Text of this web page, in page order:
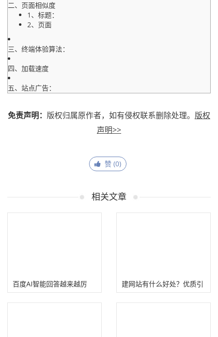
二、页面相似度
1、标题：
2、页面
三、终端体验算法：
四、加载速度
五、站点广告：
免责声明： 版权归属原作者，如有侵权联系删除处理。 版权
声明>>
赞 (0)
相关文章
百度AI智能回答越来越厉
害，还能不能做网站？
建网站有什么好处？优质引
流赚钱平台！